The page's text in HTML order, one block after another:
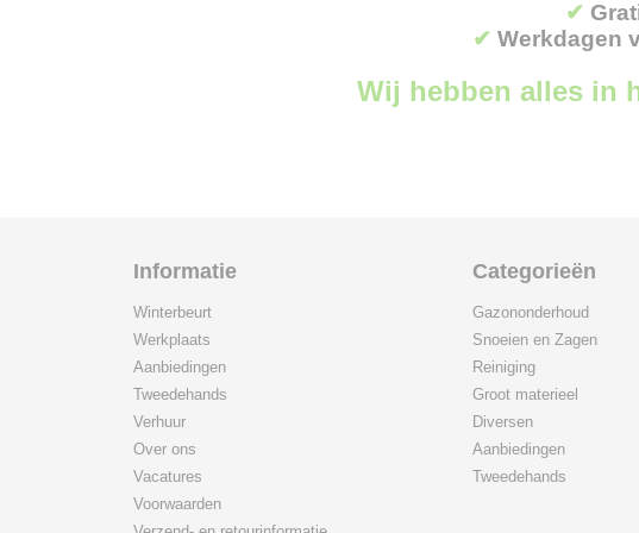
✔
✔ Werkdagen
Wij hebben alles in
Informatie
Winterbeurt
Werkplaats
Aanbiedingen
Tweedehands
Verhuur
Over ons
Vacatures
Voorwaarden
Categorieën
Gazononderhoud
Snoeien en Zagen
Reiniging
Groot materieel
Diversen
Aanbiedingen
Tweedehands